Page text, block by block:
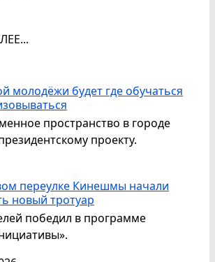
молодёжи будет где обучаться
пространство в городе
проекту.
переулке Кинешмы начали
новый тротуар
победил в программе